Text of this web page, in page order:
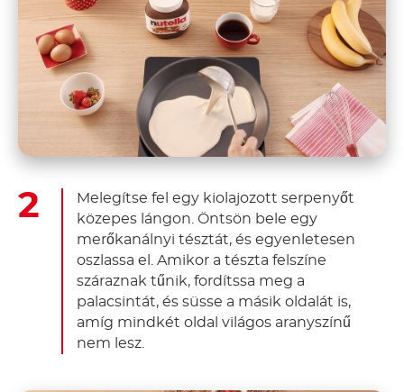
Melegítse fel egy kiolajozott serpenyőt
közepes lángon. Öntsön bele egy
merőkanálnyi tésztát, és egyenletesen
oszlassa el. Amikor a tészta felszíne
száraznak tűnik, fordítssa meg a
palacsintát, és süsse a másik oldalát is,
amíg mindkét oldal világos aranyszínű
nem lesz.